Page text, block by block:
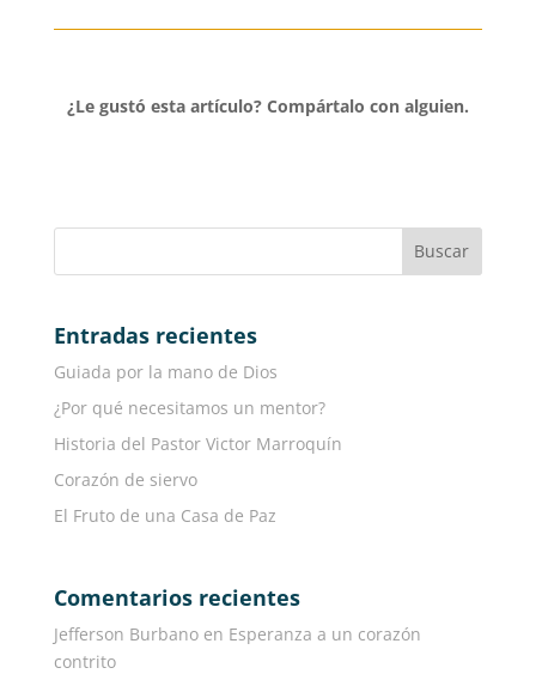
¿Le gustó esta artículo? Compártalo con alguien.
Entradas recientes
Guiada por la mano de Dios
¿Por qué necesitamos un mentor?
Historia del Pastor Victor Marroquín
Corazón de siervo
El Fruto de una Casa de Paz
Comentarios recientes
Jefferson Burbanoen Esperanza a un corazón
contrito